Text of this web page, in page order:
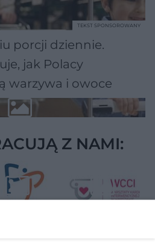
porcji dziennie.
jak Polacy
warzywa i owoce
TEKST SPONSOROWANY
Z NAMI: